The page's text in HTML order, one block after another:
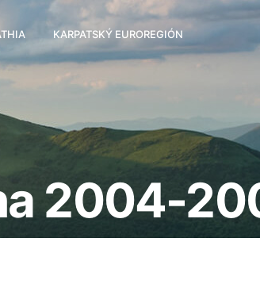
KARPATSKÝ EUROREGIÓN
2004-